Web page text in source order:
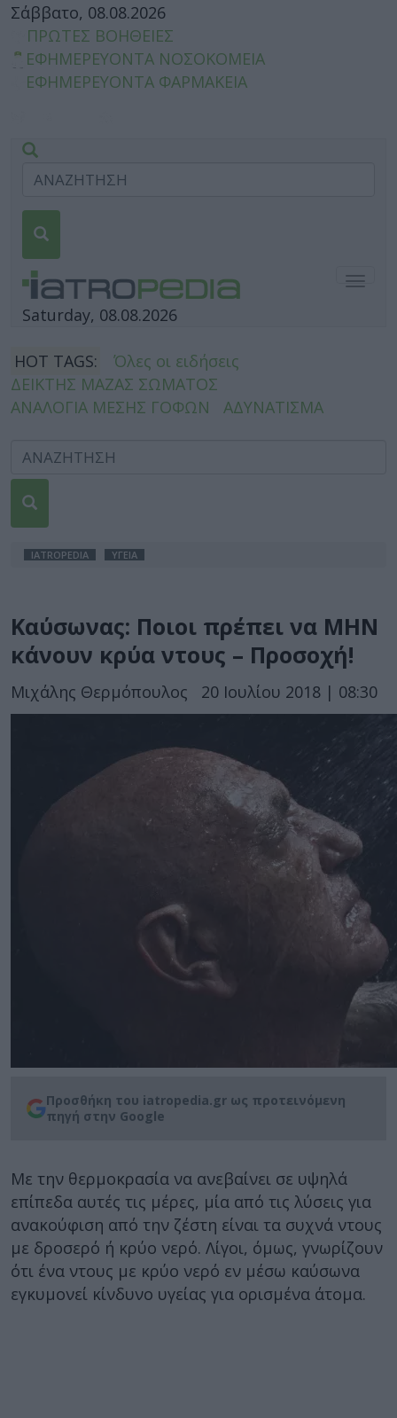
Σάββατο, 08.08.2026
ΠΡΩΤΕΣ ΒΟΗΘΕΙΕΣ
ΕΦΗΜΕΡΕΥΟΝΤΑ ΝΟΣΟΚΟΜΕΙΑ
ΕΦΗΜΕΡΕΥΟΝΤΑ ΦΑΡΜΑΚΕΙΑ
Saturday, 08.08.2026
HOT TAGS:
Όλες οι ειδήσεις
ΔΕΙΚΤΗΣ ΜΑΖΑΣ ΣΩΜΑΤΟΣ
ΑΝΑΛΟΓΙΑ ΜΕΣΗΣ ΓΟΦΩΝ
ΑΔΥΝΑΤΙΣΜΑ
IATROPEDIA ΥΓΕΙΑ
Καύσωνας: Ποιοι πρέπει να ΜΗΝ
κάνουν κρύα ντους – Προσοχή!
Μιχάλης Θερμόπουλος 20 Ιουλίου 2018 | 08:30
Προσθήκη του iatropedia.gr ως προτεινόμενη
πηγή στην Google
Με την θερμοκρασία να ανεβαίνει σε υψηλά
επίπεδα αυτές τις μέρες, μία από τις λύσεις για
ανακούφιση από την ζέστη είναι τα συχνά ντους
με δροσερό ή κρύο νερό. Λίγοι, όμως, γνωρίζουν
ότι ένα ντους με κρύο νερό εν μέσω καύσωνα
εγκυμονεί κίνδυνο υγείας για ορισμένα άτομα.